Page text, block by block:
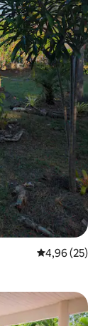
Évaluation
4,96 (25)